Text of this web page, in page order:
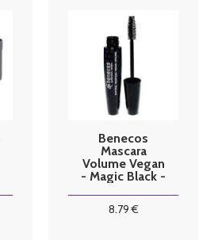
Benecos
Mascara
Volume Vegan
- Magic Black -
8.79€